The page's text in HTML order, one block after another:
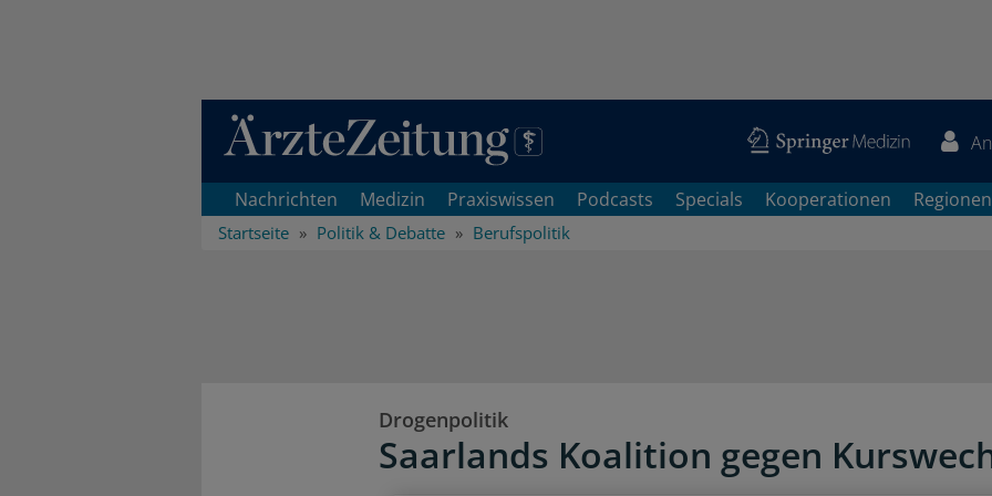
Direkt zum Inhaltsbereich
Nachrichten Medizin Praxiswissen Podcasts Specials Kooperationen Regionen
Startseite Politik & Debatte Berufspolitik
Drogenpolitik
Saarlands Koalition gegen